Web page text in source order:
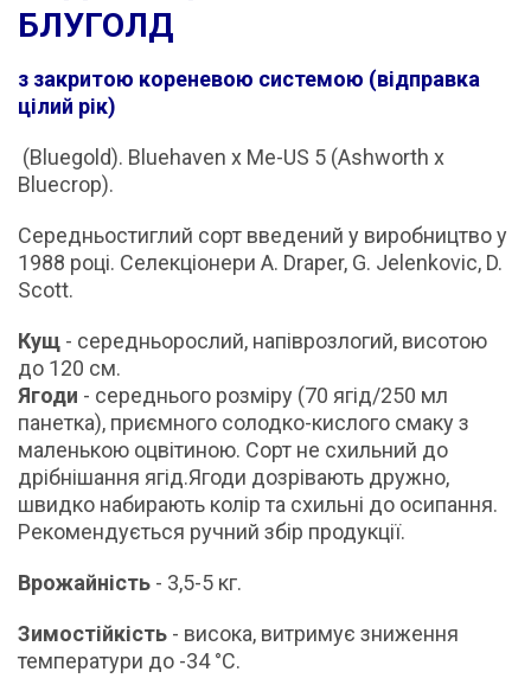
БЛУГОЛД
з закритою кореневою системою (відправка
цілий рік)
(Bluegold). Bluehaven x Me-US 5 (Ashworth x
Bluecrop).
Середньостиглий сорт введений у виробництво у
1988 році. Селекціонери A. Draper, G. Jelenkovic, D.
Scott.
Кущ - середньорослий, напіврозлогий, висотою
до 120 см.
Ягоди - середнього розміру (70 ягід/250 мл
панетка), приємного солодко-кислого смаку з
маленькою оцвітиною. Сорт не схильний до
дрібнішання ягід.Ягоди дозрівають дружно,
швидко набирають колір та схильні до осипання.
Рекомендується ручний збір продукції.
Врожайність - 3,5-5 кг.
Зимостійкість - висока, витримує зниження
температури до -34 °С.